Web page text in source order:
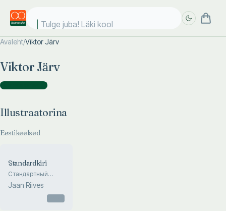
Tulge juba! Läki kooli
Avaleht/Viktor Järv
Viktor Järv
Illustraatorina )
Illustraatorina
Eestikeelsed
Standardkiri
Стандартный
шрифт
Jaan Riives